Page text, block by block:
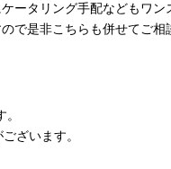
ータリング手配などもワン
で是非こちらも併せてご相
ざいます。